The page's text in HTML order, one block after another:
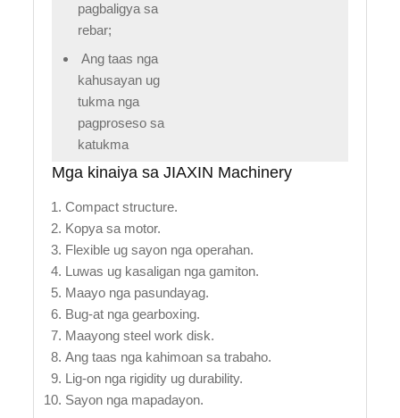
pagbaligya sa
rebar;
Ang taas nga
kahusayan ug
tukma nga
pagproseso sa
katukma
Mga kinaiya sa JIAXIN Machinery
Compact structure.
Kopya sa motor.
Flexible ug sayon nga operahan.
Luwas ug kasaligan nga gamiton.
Maayo nga pasundayag.
Bug-at nga gearboxing.
Maayong steel work disk.
Ang taas nga kahimoan sa trabaho.
Lig-on nga rigidity ug durability.
Sayon nga mapadayon.